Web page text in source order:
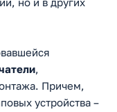
,
Причем,
устройства –